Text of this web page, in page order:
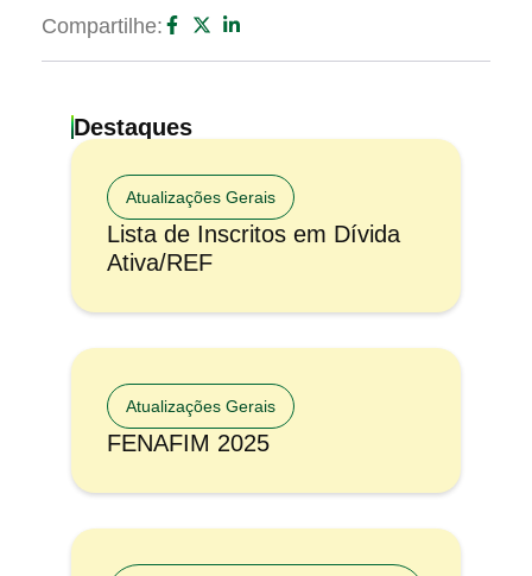
Compartilhe:
Destaques
Atualizações Gerais
Lista de Inscritos em Dívida
Ativa/REF
Atualizações Gerais
FENAFIM 2025